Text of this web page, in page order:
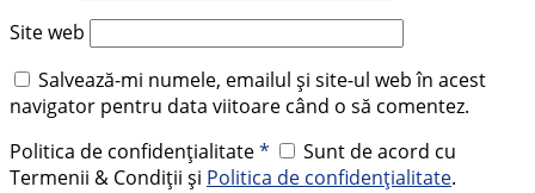
Site web
Salvează-mi numele, emailul și site-ul web în acest
navigator pentru data viitoare când o să comentez.
Politica de confidențialitate*
Sunt de acord cu
Termenii & Condiții și Politica de confidențialitate.